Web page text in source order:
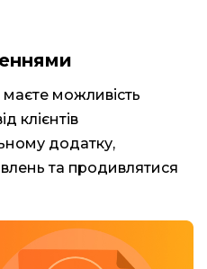
можливість
клієнтів
додатку,
та продивлятися